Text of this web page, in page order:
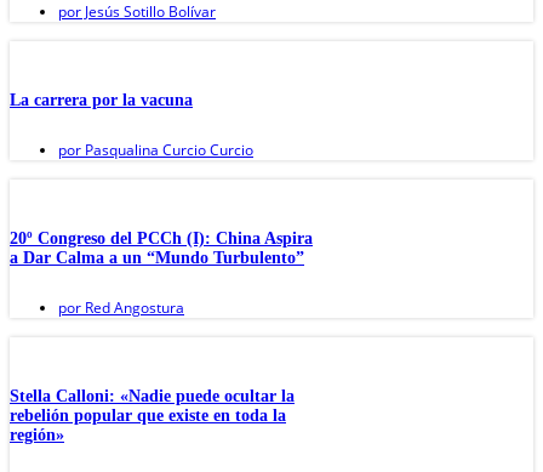
por Jesús Sotillo Bolívar
La carrera por la vacuna
por Pasqualina Curcio Curcio
20º Congreso del PCCh (I): China Aspira
a Dar Calma a un “Mundo Turbulento”
por Red Angostura
Stella Calloni: «Nadie puede ocultar la
rebelión popular que existe en toda la
región»